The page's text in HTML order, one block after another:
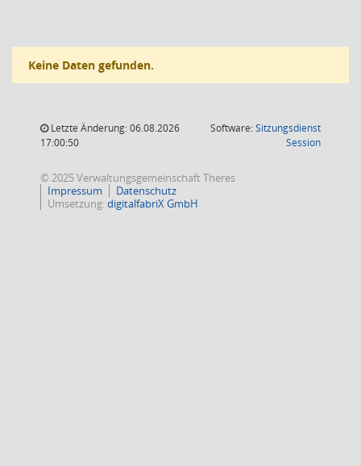
Keine Daten gefunden.
Letzte Änderung: 06.08.2026
17:00:50
Software:Sitzungsdienst
Session(Wird in
© 2025 Verwaltungsgemeinschaft Theres
Impressum
Datenschutz
Umsetzung:digitalfabriX GmbH